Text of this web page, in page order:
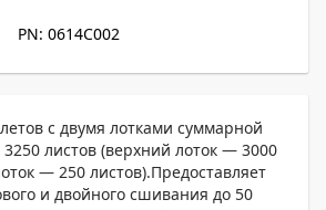
PN: 0614C002
с двумя лотками суммарной
листов (верхний лоток — 3000
— 250 листов).Предоставляет
и двойного сшивания до 50